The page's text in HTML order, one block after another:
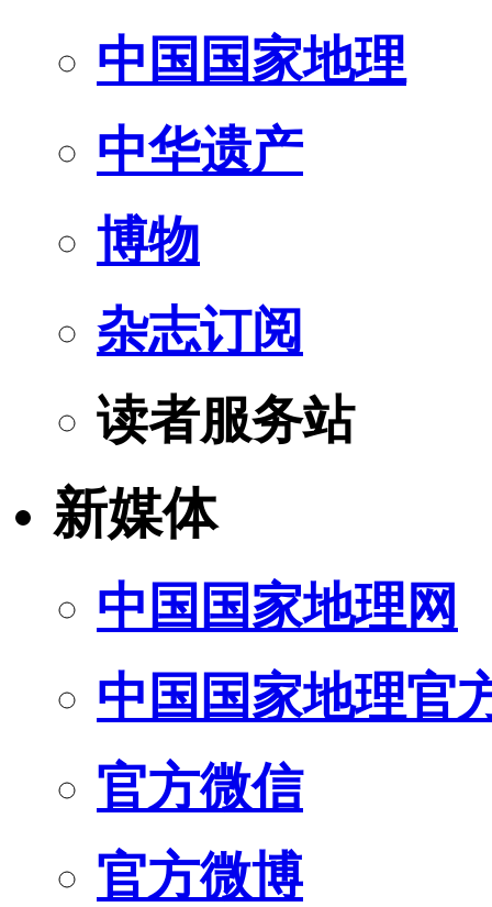
中国国家地理
中华遗产
博物
杂志订阅
读者服务站
新媒体
中国国家地理网
中国国家地理官
官方微信
官方微博